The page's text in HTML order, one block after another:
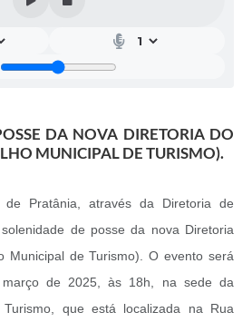
DA NOVA DIRETORIA DO
MUNICIPAL DE TURISMO).
de Pratânia, através da Diretoria de
de posse da nova Diretoria
Municipal de Turismo). O evento será
de 2025, às 18h, na sede da
que está localizada na Rua